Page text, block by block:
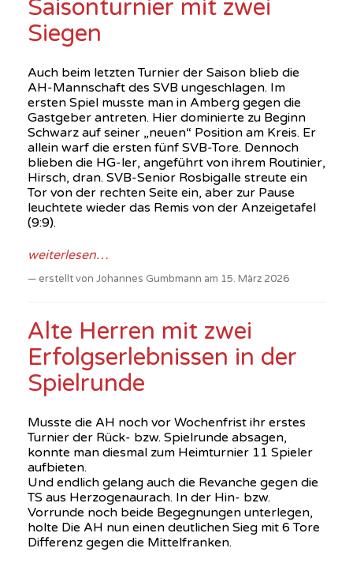
Saisonturnier mit zwei
Siegen
Auch beim letzten Turnier der Saison blieb die
AH-Mannschaft des SVB ungeschlagen. Im
ersten Spiel musste man in Amberg gegen die
Gastgeber antreten. Hier dominierte zu Beginn
Schwarz auf seiner „neuen“ Position am Kreis. Er
allein warf die ersten fünf SVB-Tore. Dennoch
blieben die HG-ler, angeführt von ihrem Routinier,
Hirsch, dran. SVB-Senior Rosbigalle streute ein
Tor von der rechten Seite ein, aber zur Pause
leuchtete wieder das Remis von der Anzeigetafel
(9:9).
weiterlesen…
erstellt von Johannes Gumbmann am 15. März 2026
Alte Herren mit zwei
Erfolgserlebnissen in der
Spielrunde
Musste die AH noch vor Wochenfrist ihr erstes
Turnier der Rück- bzw. Spielrunde absagen,
konnte man diesmal zum Heimturnier 11 Spieler
aufbieten.
Und endlich gelang auch die Revanche gegen die
TS aus Herzogenaurach. In der Hin- bzw.
Vorrunde noch beide Begegnungen unterlegen,
holte Die AH nun einen deutlichen Sieg mit 6 Tore
Differenz gegen die Mittelfranken.